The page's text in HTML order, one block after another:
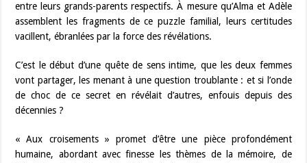
entre leurs grands-parents respectifs. À mesure qu’Alma et Adèle
assemblent les fragments de ce puzzle familial, leurs certitudes
vacillent, ébranlées par la force des révélations.
C’est le début d’une quête de sens intime, que les deux femmes
vont partager, les menant à une question troublante : et si l’onde
de choc de ce secret en révélait d’autres, enfouis depuis des
décennies ?
« Aux croisements » promet d’être une pièce profondément
humaine, abordant avec finesse les thèmes de la mémoire, de